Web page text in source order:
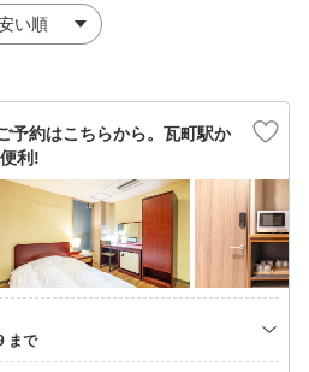
予約はこちらから。瓦町駅か
利!